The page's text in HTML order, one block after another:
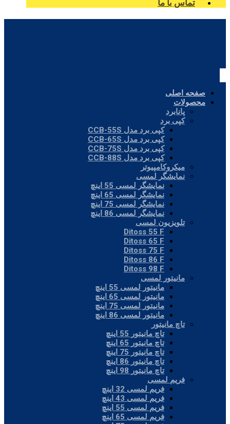
تماس با ما
صفحه اصلی
محصولات
پانابرد
کپی برد
کپی برد مدل CCB-55S
کپی برد مدل CCB-65S
کپی برد مدل CCB-75S
کپی برد مدل CCB-88S
میکروکامپیوتر
نمایشگر لمسی
نمایشگر لمسی 55 اینچ
نمایشگر لمسی 65 اینچ
نمایشگر لمسی 75 اینچ
نمایشگر لمسی 86 اینچ
تلویزیون لمسی
Ditoss 55 F
Ditoss 65 F
Ditoss 75 F
Ditoss 86 F
Ditoss 98 F
مانیتور لمسی
مانیتور لمسی 55 اینچ
مانیتور لمسی 65 اینچ
مانیتور لمسی 75 اینچ
مانیتور لمسی 86 اینچ
تاچ مانیتور
تاچ مانیتور 55 اینچ
تاچ مانیتور 65 اینچ
تاچ مانیتور 75 اینچ
تاچ مانیتور 86 اینچ
تاچ مانیتور 98 اینچ
فریم لمسی
فریم لمسی 32 اینچ
فریم لمسی 43 اینچ
فریم لمسی 55 اینچ
فریم لمسی 65 اینچ